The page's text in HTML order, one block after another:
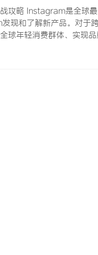
攻略 Instagram是全球
现和了解新产品。对于跨
球年轻消费群体、实现